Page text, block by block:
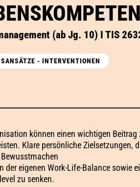
(ab Jg. 10) I TIS
- INTERVENTIONEN
können einen wichtigen Beitrag
Klare persönliche Zielsetzungen,
der eigenen Work-Life-Balance sowie
zu senken.